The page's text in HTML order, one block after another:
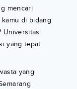
mencari
di bidang
Universitas
yang tepat
yang